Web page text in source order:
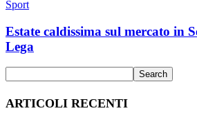
Sport
Estate caldissima sul mercato in
Lega
ARTICOLI RECENTI